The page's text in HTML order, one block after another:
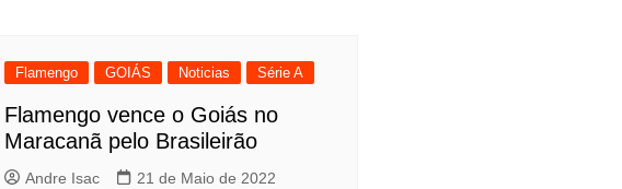
Flamengo GOIÁS Noticias Série A
Flamengo vence o Goiás no
Maracanã pelo Brasileirão
Andre Isac
21 de Maio de 2022